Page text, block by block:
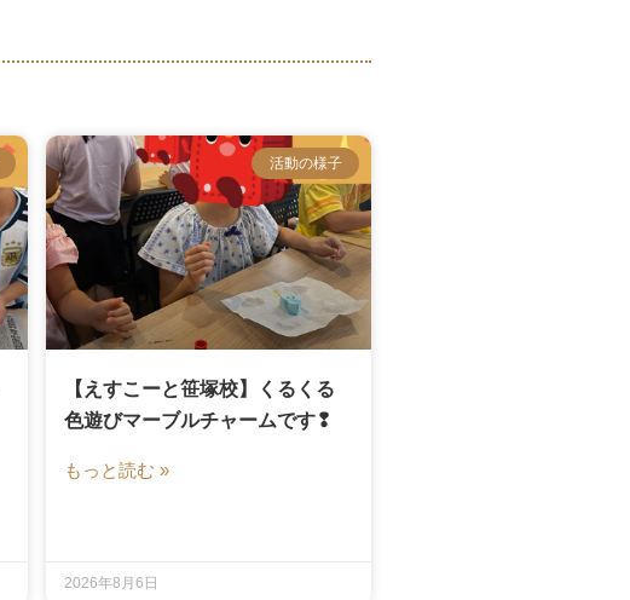
活動の様子
【えすこーと笹塚校】くるくる
色遊びマーブルチャームです❢
もっと読む »
2026年8月6日